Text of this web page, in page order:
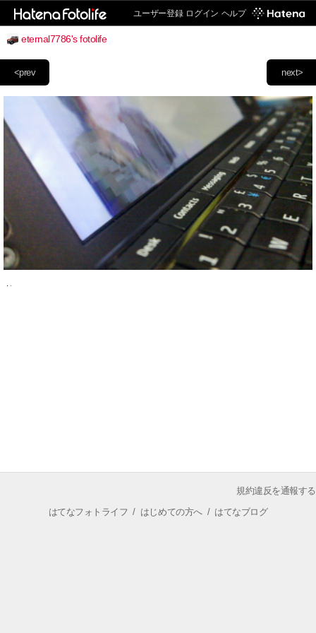
ユーザー登録 ログイン ヘルプ
eternal7786's fotolife
next>
<prev
規約違反を通報する
はてなフォトライフ / はじめての方へ/ はてなブログ